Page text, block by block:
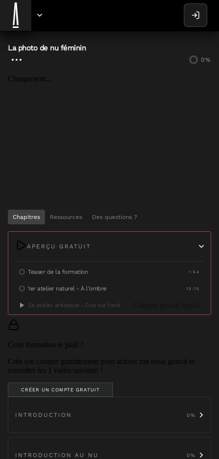
La photo de nu féminin
0%
Chargement...
Chapitres Ressources Des questions ?
APERÇU GRATUIT
Teaser de la formation 1:54
1er atelier naturel - À l’ombre 12:15
2e atelier artistique - Duo sur fond
Cette formation te plaît ?
Crée ton compte gratuitement pour activer ton essai gratuit et
consulter les 1 vidéo suivante !
CRÉER UN COMPTE GRATUIT
INTRODUCTION 0%
INTRODUCTION AU NU 0%